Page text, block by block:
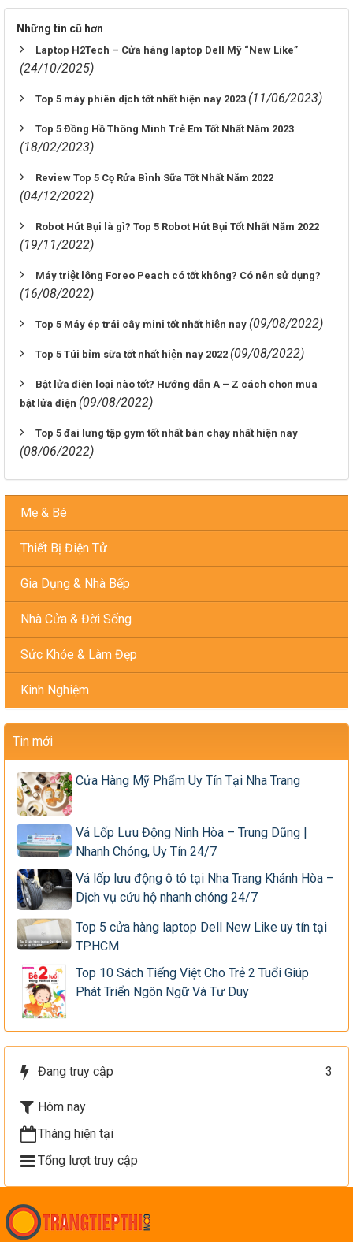
Những tin cũ hơn
Laptop H2Tech – Cửa hàng laptop Dell Mỹ “New Like”
(24/10/2025)
Top 5 máy phiên dịch tốt nhất hiện nay 2023 (11/06/2023)
Top 5 Đồng Hồ Thông Minh Trẻ Em Tốt Nhất Năm 2023
(18/02/2023)
Review Top 5 Cọ Rửa Bình Sữa Tốt Nhất Năm 2022
(04/12/2022)
Robot Hút Bụi là gì? Top 5 Robot Hút Bụi Tốt Nhất Năm 2022
(19/11/2022)
Máy triệt lông Foreo Peach có tốt không? Có nên sử dụng?
(16/08/2022)
Top 5 Máy ép trái cây mini tốt nhất hiện nay (09/08/2022)
Top 5 Túi bỉm sữa tốt nhất hiện nay 2022 (09/08/2022)
Bật lửa điện loại nào tốt? Hướng dẫn A – Z cách chọn mua
bật lửa điện (09/08/2022)
Top 5 đai lưng tập gym tốt nhất bán chạy nhất hiện nay
(08/06/2022)
Mẹ & Bé
Thiết Bị Điện Tử
Gia Dụng & Nhà Bếp
Nhà Cửa & Đời Sống
Sức Khỏe & Làm Đẹp
Kinh Nghiệm
Tin mới
Cửa Hàng Mỹ Phẩm Uy Tín Tại Nha Trang
Vá Lốp Lưu Động Ninh Hòa – Trung Dũng |
Nhanh Chóng, Uy Tín 24/7
Vá lốp lưu động ô tô tại Nha Trang Khánh Hòa –
Dịch vụ cứu hộ nhanh chóng 24/7
Top 5 cửa hàng laptop Dell New Like uy tín tại
TP.HCM
Top 10 Sách Tiếng Việt Cho Trẻ 2 Tuổi Giúp
Phát Triển Ngôn Ngữ Và Tư Duy
Đang truy cập 3
Hôm nay
Tháng hiện tại
Tổng lượt truy cập